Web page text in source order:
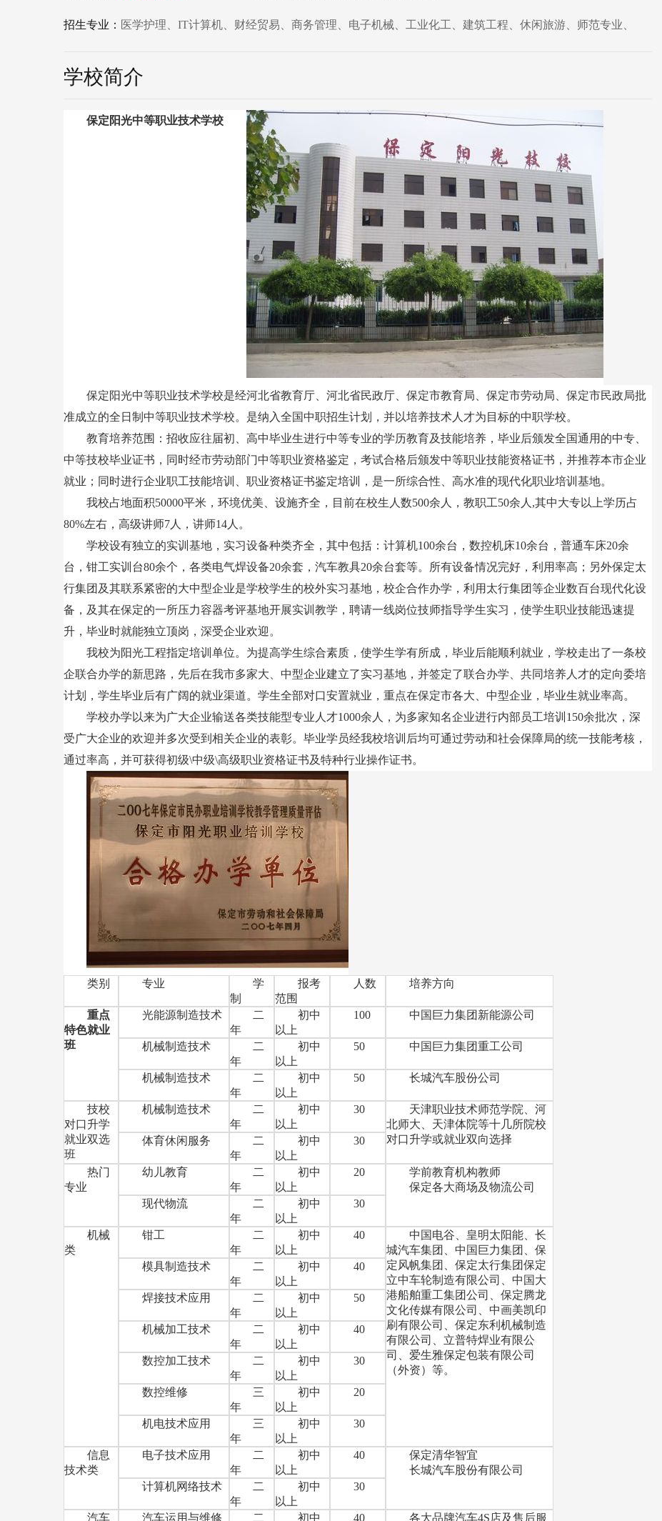
招生专业： 医学护理、IT计算机、财经贸易、商务管理、电子机械、工业化工、建筑工程、休闲旅游、师范专业、
学校简介
保定阳光中等职业技术学校
保定阳光中等职业技术学校是经河北省教育厅、河北省民政厅、保定市教育局、保定市劳动局、保定市民政局批
准成立的全日制中等职业技术学校。是纳入全国中职招生计划，并以培养技术人才为目标的中职学校。
教育培养范围：招收应往届初、高中毕业生进行中等专业的学历教育及技能培养，毕业后颁发全国通用的中专、
中等技校毕业证书，同时经市劳动部门中等职业资格鉴定，考试合格后颁发中等职业技能资格证书，并推荐本市企业
就业；同时进行企业职工技能培训、职业资格证书鉴定培训，是一所综合性、高水准的现代化职业培训基地。
我校占地面积50000平米，环境优美、设施齐全，目前在校生人数500余人，教职工50余人,其中大专以上学历占
80%左右，高级讲师7人，讲师14人。
学校设有独立的实训基地，实习设备种类齐全，其中包括：计算机100余台，数控机床10余台，普通车床20余
台，钳工实训台80余个，各类电气焊设备20余套，汽车教具20余台套等。所有设备情况完好，利用率高；另外保定太
行集团及其联系紧密的大中型企业是学校学生的校外实习基地，校企合作办学，利用太行集团等企业数百台现代化设
备，及其在保定的一所压力容器考评基地开展实训教学，聘请一线岗位技师指导学生实习，使学生职业技能迅速提
升，毕业时就能独立顶岗，深受企业欢迎。
我校为阳光工程指定培训单位。为提高学生综合素质，使学生学有所成，毕业后能顺利就业，学校走出了一条校
企联合办学的新思路，先后在我市多家大、中型企业建立了实习基地，并签定了联合办学、共同培养人才的定向委培
计划，学生毕业后有广阔的就业渠道。学生全部对口安置就业，重点在保定市各大、中型企业，毕业生就业率高。
学校办学以来为广大企业输送各类技能型专业人才1000余人，为多家知名企业进行内部员工培训150余批次，深
受广大企业的欢迎并多次受到相关企业的表彰。毕业学员经我校培训后均可通过劳动和社会保障局的统一技能考核，
通过率高，并可获得初级\中级\高级职业资格证书及特种行业操作证书。
类别 专业
学
制
报考
范围
人数 培养方向
重点
特色就业
班
光能源制造技术
二
年
初中
以上
100 中国巨力集团新能源公司
机械制造技术
二
年
初中
以上
50 中国巨力集团重工公司
机械制造技术
二
年
初中
以上
50 长城汽车股份公司
技校
对口升学
就业双选
班
机械制造技术
二
年
初中
以上
30
天津职业技术师范学院、河
北师大、天津体院等十几所院校
对口升学或就业双向选择
体育休闲服务
二
年
初中
以上
30
热门
专业
幼儿教育
二
年
初中
以上
20
学前教育机构教师
保定各大商场及物流公司
现代物流
二
年
初中
以上
30
机械
类
钳工
二
年
初中
以上
40
中国电谷、皇明太阳能、长
城汽车集团、中国巨力集团、保
定风帆集团、保定太行集团保定
立中车轮制造有限公司、中国大
港船舶重工集团公司、保定腾龙
文化传媒有限公司、中画美凯印
刷有限公司、保定东利机械制造
有限公司、立普特焊业有限公
司、爱生雅保定包装有限公司
（外资）等。
模具制造技术
二
年
初中
以上
40
焊接技术应用
二
年
初中
以上
50
机械加工技术
二
年
初中
以上
40
数控加工技术
二
年
初中
以上
30
数控维修
三
年
初中
以上
20
机电技术应用
三
年
初中
以上
30
信息
技术类
电子技术应用
二
年
初中
以上
40
保定清华智宜
长城汽车股份有限公司
计算机网络技术
二
年
初中
以上
30
汽车
汽车运用与维修
二
初中
40
各大品牌汽车4S店及售后服